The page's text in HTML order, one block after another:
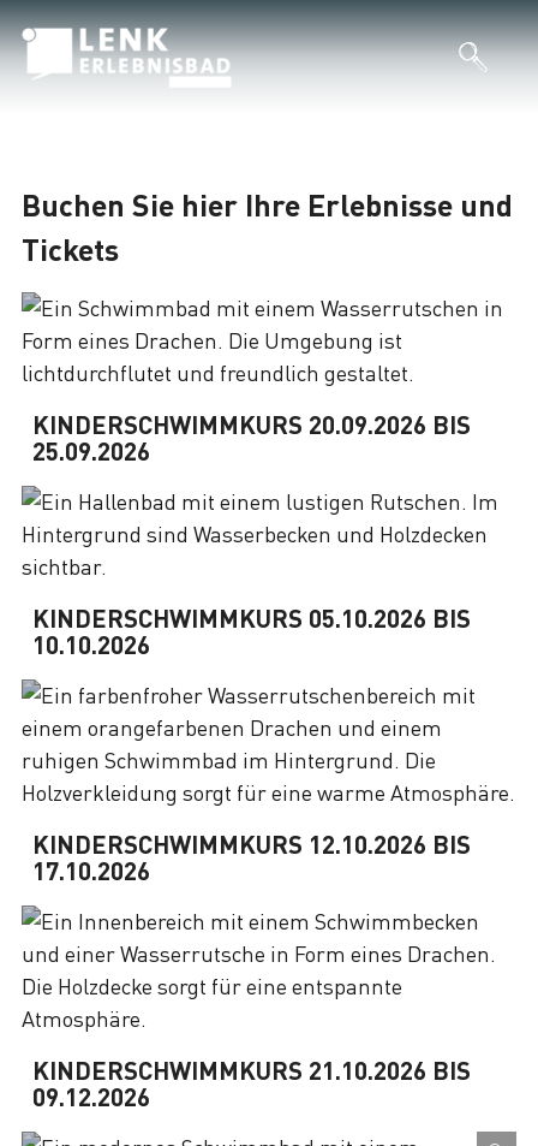
Buchen Sie hier Ihre Erlebnisse und
Tickets
KINDERSCHWIMMKURS 20.09.2026 BIS
25.09.2026
KINDERSCHWIMMKURS 05.10.2026 BIS
10.10.2026
KINDERSCHWIMMKURS 12.10.2026 BIS
17.10.2026
KINDERSCHWIMMKURS 21.10.2026 BIS
09.12.2026